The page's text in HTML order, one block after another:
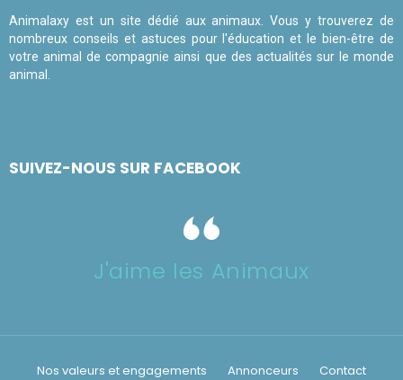
Animalaxy est un site dédié aux animaux. Vous y trouverez de
nombreux conseils et astuces pour l'éducation et le bien-être de
votre animal de compagnie ainsi que des actualités sur le monde
animal.
SUIVEZ-NOUS SUR FACEBOOK
J'aime les Animaux
Nos valeurs et engagements Annonceurs
Contact